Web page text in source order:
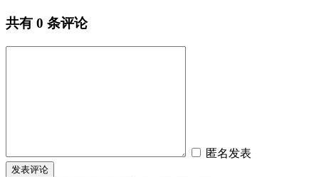
共有 0 条评论
匿名发表